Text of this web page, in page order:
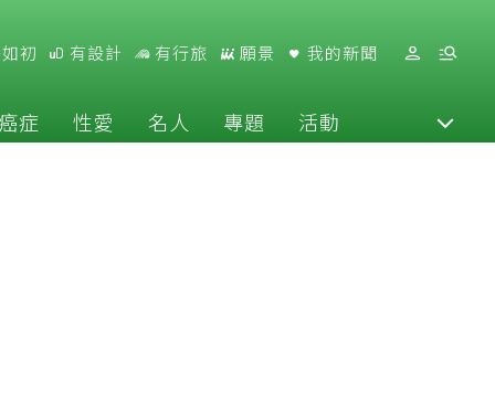
初 有設計 有行旅 願景 我的新聞
症 性愛 名人 專題 活動